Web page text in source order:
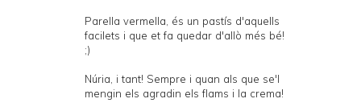
Parella vermella, és un pastís d'aquells
facilets i que et fa quedar d'allò més bé!
;)
Núria, i tant! Sempre i quan als que se'l
mengin els agradin els flams i la crema!